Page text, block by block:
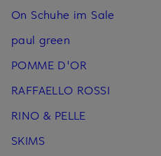
On Schuhe im Sale
paul green
POMME D'OR
RAFFAELLO ROSSI
RINO & PELLE
SKIMS